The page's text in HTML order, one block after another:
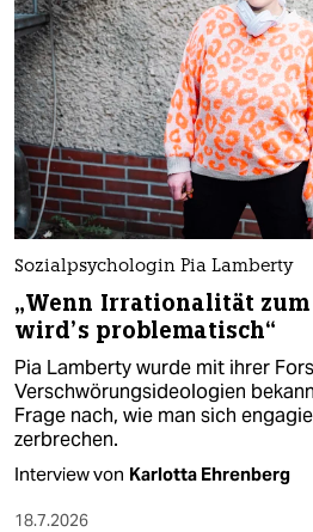
Sozialpsychologin Pia Lamberty
„Wenn Irrationalität
wird’s problematisch“
Pia Lamberty wurde mit ihrer
Verschwörungsideologien
Frage nach, wie man sich
zerbrechen.
Interview von Karlotta Ehrenberg
18.7.2026